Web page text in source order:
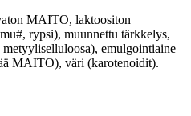
MAITO, laktoositon
rypsi), muunnettu tärkkelys,
emulgointiaine
MAITO), väri (karotenoidit).